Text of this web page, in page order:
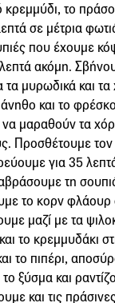
κρεμμύδι, το
σε μέτρια
που έχουμε
ακόμη.
μυρωδικά και τα
και το
μαραθούν τα
Προσθέτουμε
για 35
τη
το κορν φλάουρ
μαζί με τα
το κρεμμυδάκι
το πιπέρι,
ξύσμα και
και τις